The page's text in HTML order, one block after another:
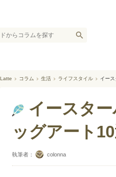
Latte コラム 生活 ライフスタイル イー
イースタ
ッグアート
執筆者： colonna